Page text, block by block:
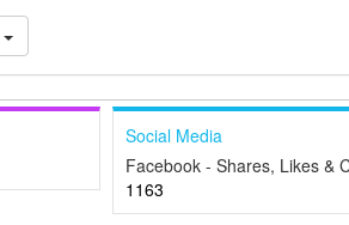
Social Media
Facebook - Shares, Likes &
1163